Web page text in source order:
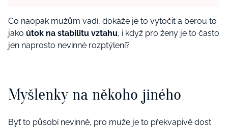
Co naopak mužům vadí, dokáže je to vytočit a berou to
jako útok na stabilitu vztahu, i když pro ženy je to často
jen naprosto nevinné rozptýlení?
Myšlenky na někoho jiného
Byť to působí nevinně, pro muže je to překvapivě dost